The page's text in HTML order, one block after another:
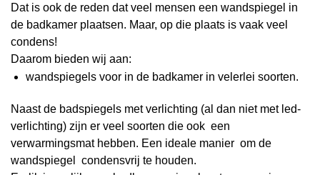
Dat is ook de reden dat veel mensen een wandspiegel in
de badkamer plaatsen. Maar, op die plaats is vaak veel
condens!
Daarom bieden wij aan:
wandspiegels voor in de badkamer in velerlei soorten.
Naast de badspiegels met verlichting (al dan niet met led-
verlichting) zijn er veel soorten die ook een
verwarmingsmat hebben. Een ideale manier om de
wandspiegel condensvrij te houden.